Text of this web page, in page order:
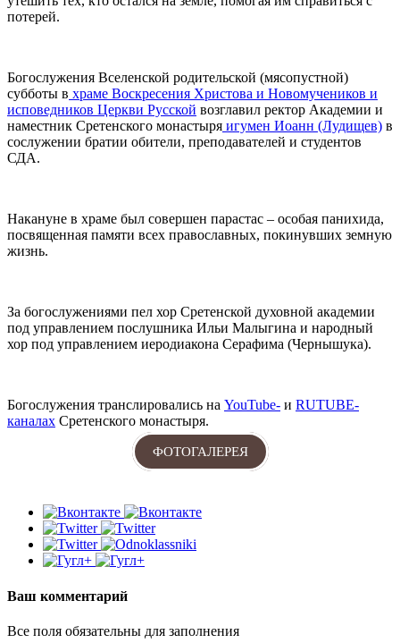
потерей.
Богослужения Вселенской родительской (мясопустной)
субботы в храме Воскресения Христова и Новомучеников и
исповедников Церкви Русской возглавил ректор Академии и
наместник Сретенского монастыря игумен Иоанн (Лудищев) в
сослужении братии обители, преподавателей и студентов
СДА.
Накануне в храме был совершен парастас – особая панихида,
посвященная памяти всех православных, покинувших земную
жизнь.
За богослужениями пел хор Сретенской духовной академии
под управлением послушника Ильи Малыгина и народный
хор под управлением иеродиакона Серафима (Чернышука).
Богослужения транслировались на YouTube- и RUTUBE-
каналах Сретенского монастыря.
ФОТОГАЛЕРЕЯ
Ваш комментарий
Все поля обязательны для заполнения